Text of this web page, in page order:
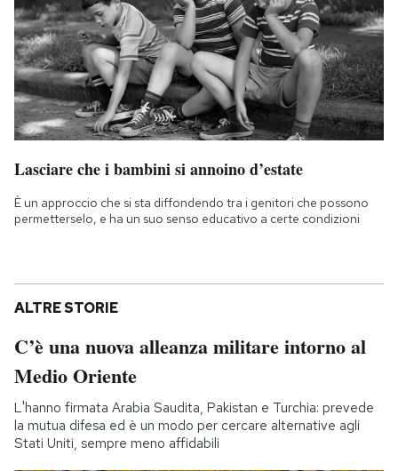
Lasciare che i bambini si annoino d’estate
È un approccio che si sta diffondendo tra i genitori che possono
permetterselo, e ha un suo senso educativo a certe condizioni
ALTRE STORIE
C’è una nuova alleanza militare intorno al
Medio Oriente
L'hanno firmata Arabia Saudita, Pakistan e Turchia: prevede
la mutua difesa ed è un modo per cercare alternative agli
Stati Uniti, sempre meno affidabili